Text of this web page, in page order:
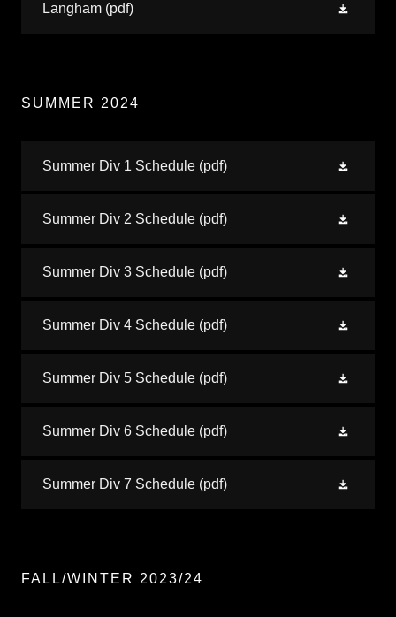
Langham (pdf)
SUMMER 2024
Summer Div 1 Schedule (pdf)
Summer Div 2 Schedule (pdf)
Summer Div 3 Schedule (pdf)
Summer Div 4 Schedule (pdf)
Summer Div 5 Schedule (pdf)
Summer Div 6 Schedule (pdf)
Summer Div 7 Schedule (pdf)
FALL/WINTER 2023/24